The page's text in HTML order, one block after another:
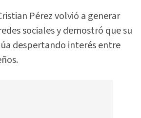
Pérez volvió a generar
sociales y demostró que su
despertando interés entre